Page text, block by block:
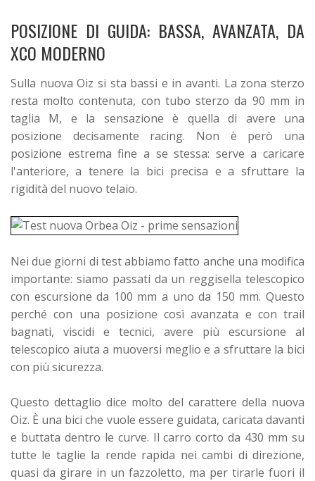
POSIZIONE DI GUIDA: BASSA, AVANZATA, DA
XCO MODERNO
Sulla nuova Oiz si sta bassi e in avanti. La zona sterzo
resta molto contenuta, con tubo sterzo da 90 mm in
taglia M, e la sensazione è quella di avere una
posizione decisamente racing. Non è però una
posizione estrema fine a se stessa: serve a caricare
l'anteriore, a tenere la bici precisa e a sfruttare la
rigidità del nuovo telaio.
Nei due giorni di test abbiamo fatto anche una modifica
importante: siamo passati da un reggisella telescopico
con escursione da 100 mm a uno da 150 mm. Questo
perché con una posizione così avanzata e con trail
bagnati, viscidi e tecnici, avere più escursione al
telescopico aiuta a muoversi meglio e a sfruttare la bici
con più sicurezza.
Questo dettaglio dice molto del carattere della nuova
Oiz. È una bici che vuole essere guidata, caricata davanti
e buttata dentro le curve. Il carro corto da 430 mm su
tutte le taglie la rende rapida nei cambi di direzione,
quasi da girare in un fazzoletto, ma per tirarle fuori il